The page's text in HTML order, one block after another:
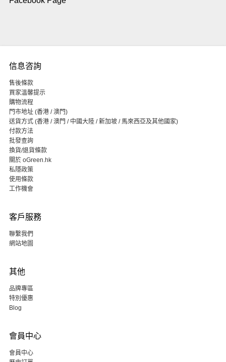
信息咨詢
售後條款
買家溫馨提示
購物流程
門市地址 (香港 / 澳門)
送貨方式 (香港 / 澳門 / 中國大陸 / 新加坡 / 馬來西亞及其他國家)
付款方法
批發查詢
換貨/退貨條款
關於 oGreen.hk
私隱政策
使用條款
工作機會
客戶服務
聯繫我們
網站地圖
其他
品牌專區
特別優惠
Blog
會員中心
會員中心